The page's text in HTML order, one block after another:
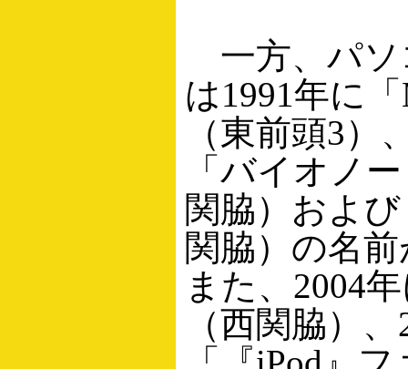
一方、パソ
は1991年に
（東前頭3）
「バイオノ
関脇）およ
関脇）の名
また、2004
（西関脇）